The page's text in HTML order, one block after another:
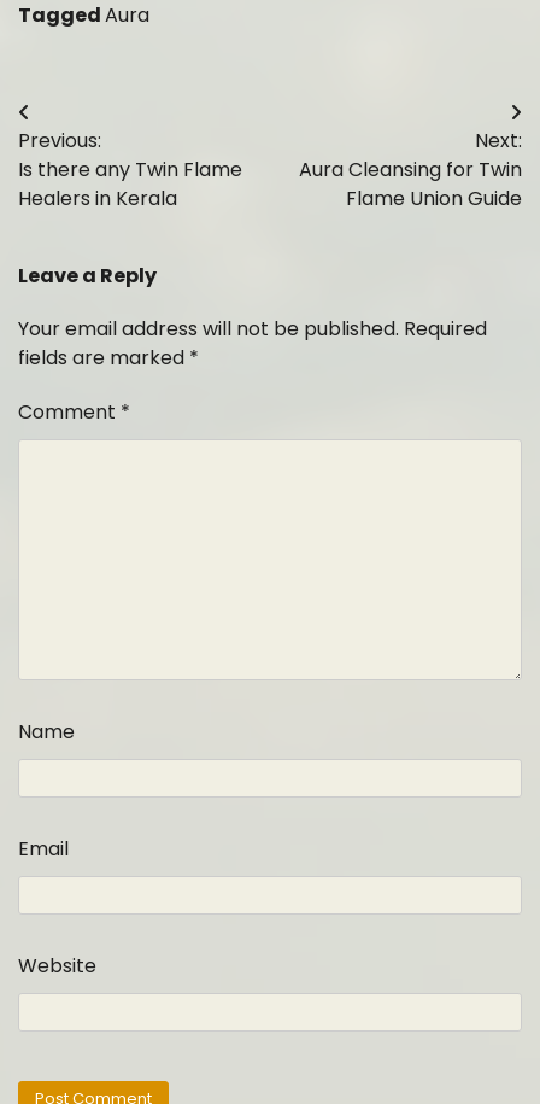
TaggedAura
Post
navigation
Previous:
Is there any Twin Flame
Healers in Kerala
Next:
Aura Cleansing for Twin
Flame Union Guide
Leave a Reply
Your email address will not be published. Required
fields are marked *
Comment *
Name
Email
Website